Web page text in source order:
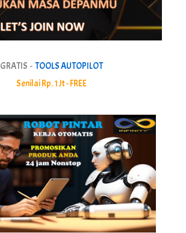
GRATIS - TOOLS AUTOPILOT
Senilai Rp. 1 Jt - FREE